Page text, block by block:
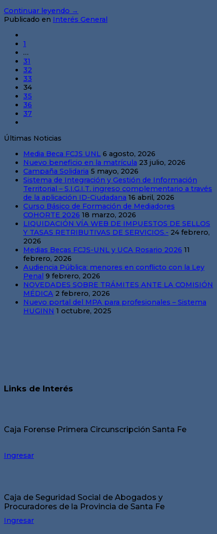
Continuar leyendo →
Publicado en Interés General
1
…
31
32
33
34
35
36
37
Últimas Noticias
Media Beca FCJS UNL 6 agosto, 2026
Nuevo beneficio en la matrícula 23 julio, 2026
Campaña Solidaria 5 mayo, 2026
Sistema de Integración y Gestión de Información
Territorial – S.I.G.I.T. ingreso complementario a través
de la aplicación ID-Ciudadana 16 abril, 2026
Curso Básico de Formación de Mediadores
COHORTE 2026 18 marzo, 2026
LIQUIDACIÓN VÍA WEB DE IMPUESTOS DE SELLOS
Y TASAS RETRIBUTIVAS DE SERVICIOS.- 24 febrero,
2026
Medias Becas FCJS-UNL y UCA Rosario 2026 11
febrero, 2026
Audiencia Pública: menores en conflicto con la Ley
Penal 9 febrero, 2026
NOVEDADES SOBRE TRÁMITES ANTE LA COMISIÓN
MÉDICA 2 febrero, 2026
Nuevo portal del MPA para profesionales – Sistema
HUGINN 1 octubre, 2025
Links de Interés
Caja Forense Primera Circunscripción Santa Fe
Ingresar
Caja de Seguridad Social de Abogados y
Procuradores de la Provincia de Santa Fe
Ingresar